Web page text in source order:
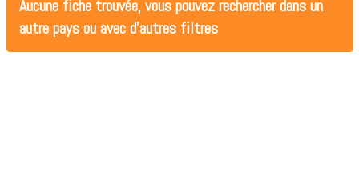
Aucune fiche trouvée, vous pouvez rechercher dans un
autre pays ou avec d'autres filtres